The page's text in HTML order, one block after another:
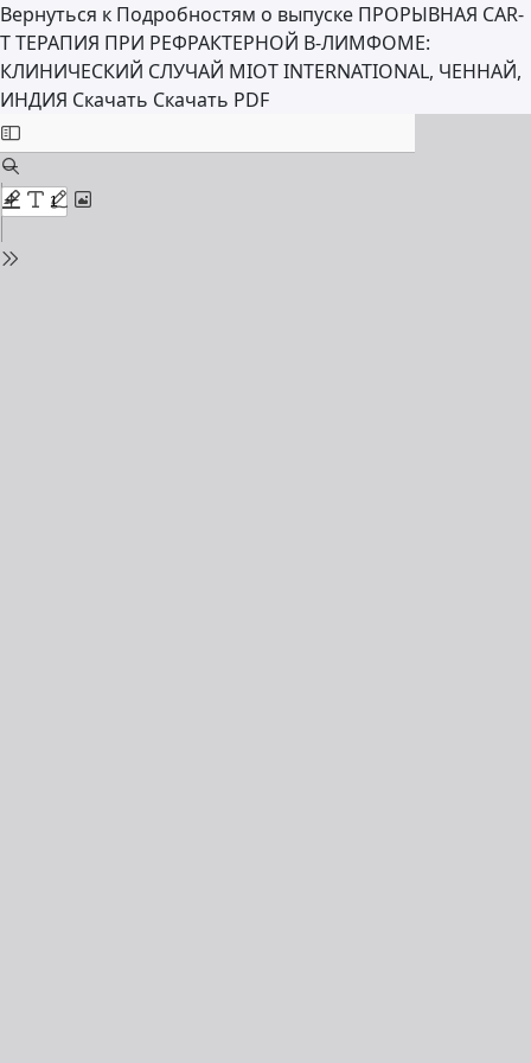
Вернуться к Подробностям о выпуске ПРОРЫВНАЯ CAR-
T ТЕРАПИЯ ПРИ РЕФРАКТЕРНОЙ В-ЛИМФОМЕ:
КЛИНИЧЕСКИЙ СЛУЧАЙ MIOT INTERNATIONAL, ЧЕННАЙ,
ИНДИЯ Скачать Скачать PDF